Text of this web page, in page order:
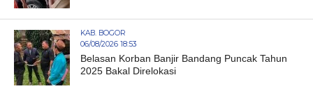
KAB. BOGOR
06/08/2026 18:53
Belasan Korban Banjir Bandang Puncak Tahun
2025 Bakal Direlokasi